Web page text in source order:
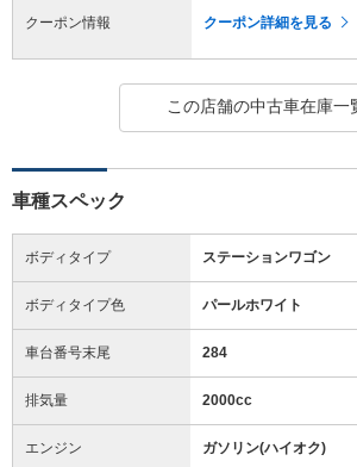
クーポン情報 クーポン詳細を見る
この店舗の中古車在庫一
車種スペック
ボディタイプ ステーションワゴン
ボディタイプ色 パールホワイト
車台番号末尾 284
排気量 2000cc
エンジン ガソリン(ハイオク)